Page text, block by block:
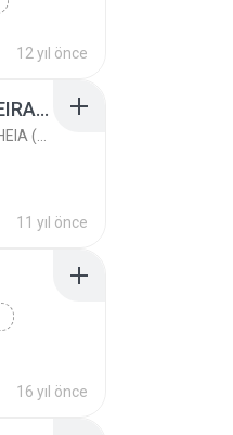
12 yıl önce
MC TH - APROVEITA QUE A MAMADEIRA TA CHEIA (LANÇAMENTO OFICIAL 2015)
11 yıl önce
16 yıl önce